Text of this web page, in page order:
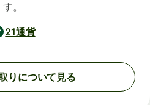
す。
21通貨
りについて見る